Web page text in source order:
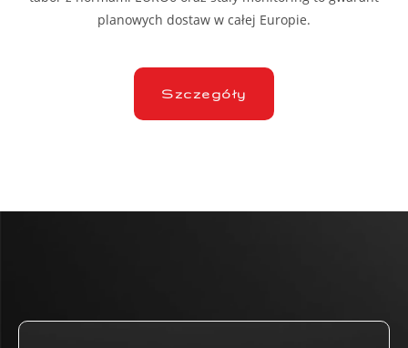
planowych dostaw w całej Europie.
Szczegóły